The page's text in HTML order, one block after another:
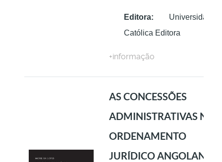
Editora: Universidade
Católica Editora
+informação
AS CONCESSÕES
ADMINISTRATIVAS NO
ORDENAMENTO
JURÍDICO ANGOLANO